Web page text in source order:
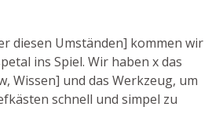
diesen Umständen] kommen wir
ins Spiel. Wir haben x das
Wissen] und das Werkzeug, um
schnell und simpel zu